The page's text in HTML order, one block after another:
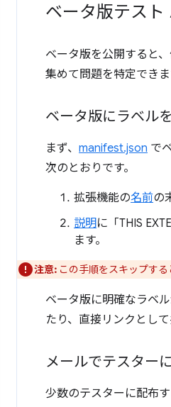
ベータ版テスト
ベータ版を公開すると
集めて問題を特定でき
ベータ版にラベル
まず、 manifest.json で
次のとおりです。
拡張機能の名前の
説明に「THIS
ます。
注意: この手順をスキップする
ベータ版に明確なラベ
たり、直接リンクとして
メールでテスター
少数のテスターに配布